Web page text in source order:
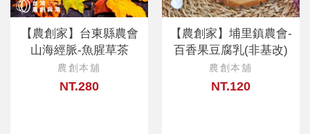
【農創家】台東縣農會
山海經脈-魚腥草茶
農創本舖
NT.280
【農創家】埔里鎮農會-
百香果豆腐乳(非基改)
農創本舖
NT.120